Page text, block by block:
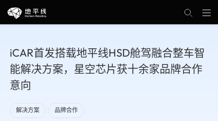
iCAR首发搭载地平线HSD舱驾融合整车智
能解决方案，星空芯片获十余家品牌合作
意向
解决方案 品牌合作